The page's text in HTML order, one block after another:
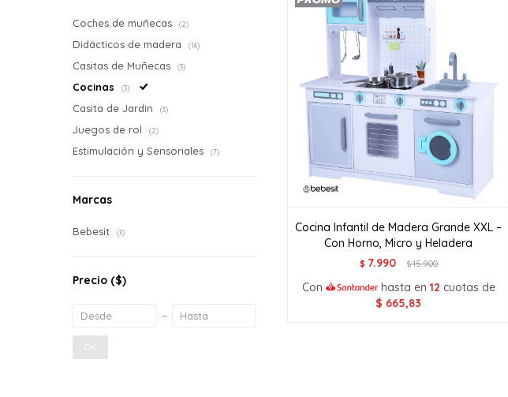
Cocina Infantil de Madera Grande XXL –
Con Horno, Micro y Heladera
$ 7.990 $15.900
Con hasta en 12 cuotas de
$ 665,83
Coches de muñecas (2)
Didácticos de madera (16)
Casitas de Muñecas (3)
Cocinas (3)
Casita de Jardin (3)
Juegos de rol (2)
Estimulación y Sensoriales (7)
Marcas
Bebesit (3)
Precio ($)
OK